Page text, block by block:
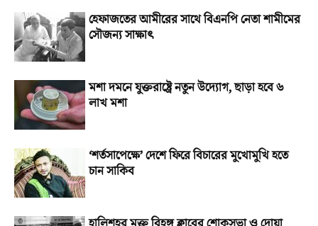
হেফাজতের আমীরের সাথে বিএনপি নেতা শামীমের
সৌজন্য সাক্ষাৎ
মশা দমনে যুক্তরাষ্ট্রে নতুন উদ্যোগ, ছাড়া হবে ৬
লাখ মশা
‘শর্তসাপেক্ষে’ দেশে ফিরে বিচারের মুখোমুখি হতে
চান সাকিব